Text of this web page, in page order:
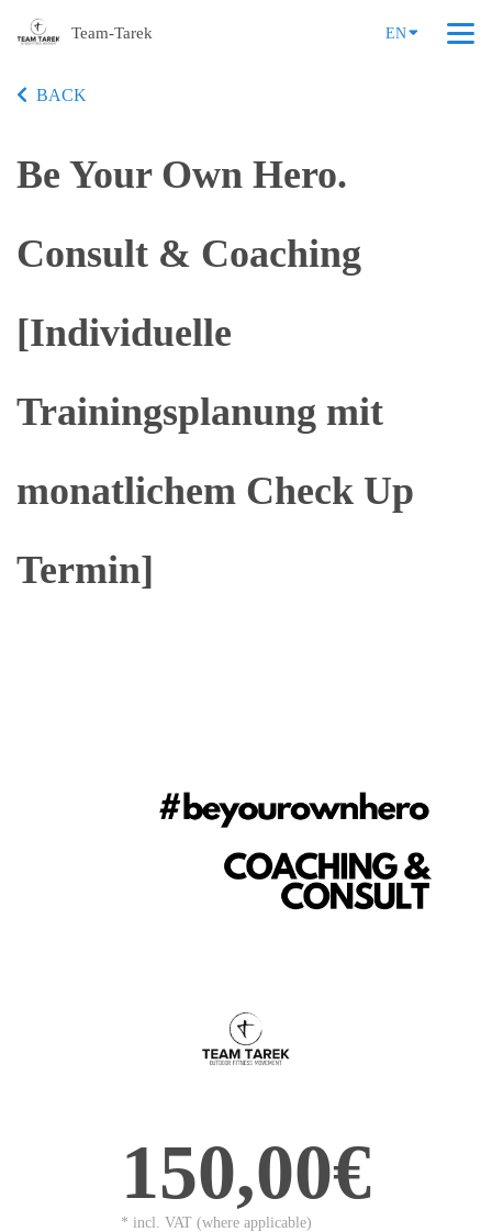
Team-Tarek EN
BACK
Be Your Own Hero.
Consult & Coaching
[Individuelle
Trainingsplanung mit
monatlichem Check Up
Termin]
150,00€
* incl. VAT (where applicable)